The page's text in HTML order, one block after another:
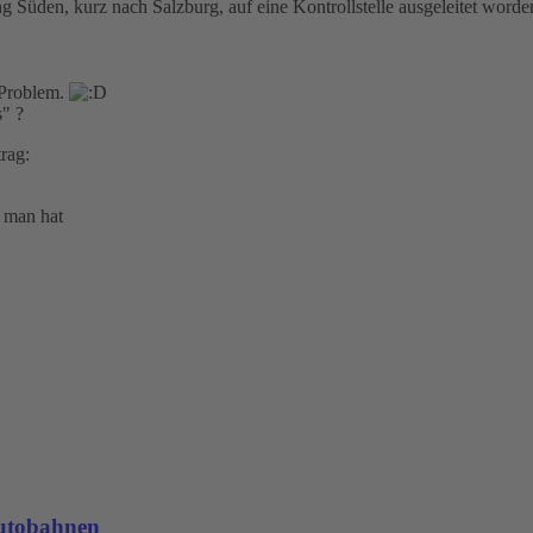
Süden, kurz nach Salzburg, auf eine Kontrollstelle ausgeleitet
?
hat